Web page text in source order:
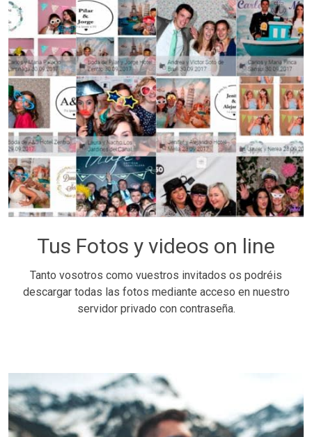
Tus Fotos y videos on line
Tanto vosotros como vuestros invitados os podréis
descargar todas las fotos mediante acceso en nuestro
servidor privado con contraseña.